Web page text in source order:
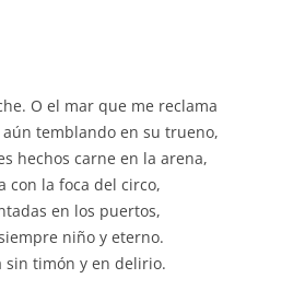
O el mar que me reclama
temblando en su trueno,
hechos carne en la arena,
con la foca del circo,
en los puertos,
niño y eterno.
sin timón y en delirio.